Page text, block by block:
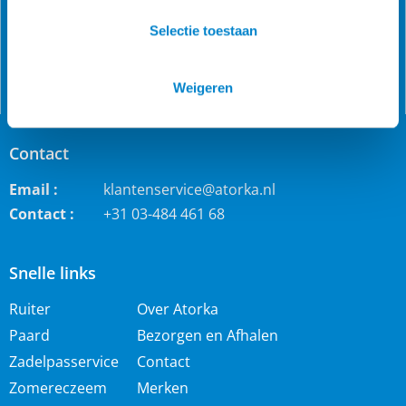
Selectie toestaan
Weigeren
Snelle links
Ruiter
Paard
Zadelpasservice
Zomereczeem
Over Atorka
Bezorgen en Afhalen
Contact
Merken
Contact
Email :
klantenservice@atorka.nl
Contact :
+31 03-484 461 68